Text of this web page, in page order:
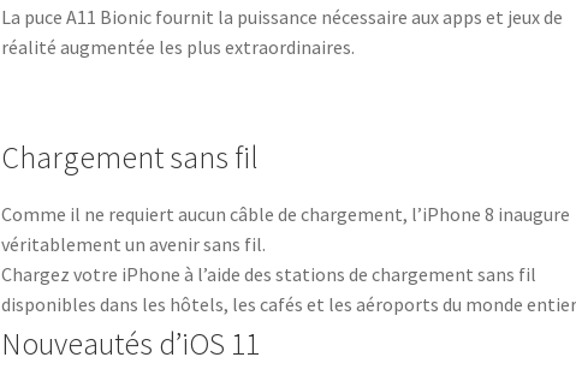
La puce A11 Bionic fournit la puissance nécessaire aux apps et jeux de
réalité augmentée les plus extraordinaires.
Chargement sans fil
Comme il ne requiert aucun câble de chargement, l’iPhone 8 inaugure
véritablement un avenir sans fil.
Chargez votre iPhone à l’aide des stations de chargement sans fil
disponibles dans les hôtels, les cafés et les aéroports du monde
Nouveautés d’iOS 11